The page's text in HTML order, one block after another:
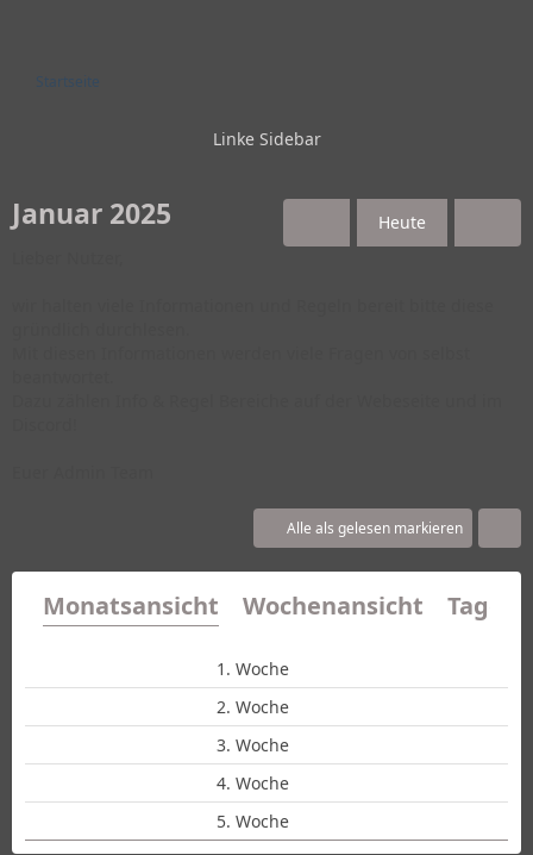
Startseite
Januar 2025
Heute
Alle als gelesen markieren
Monatsansicht Wochenansicht
1. Woche
2. Woche
3. Woche
4. Woche
5. Woche